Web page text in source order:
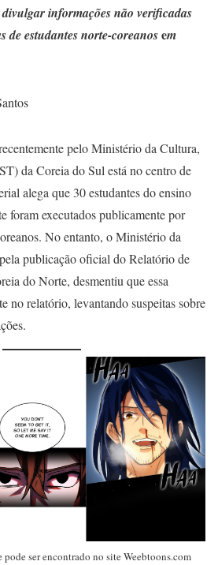
informações não verificadas
de estudantes norte-coreanosem
pelo Ministério da Cultura,
da Coreia do Sul está no centro de
alega que 30 estudantes do ensino
foram executados publicamente por
No entanto, o Ministério da
publicação oficial do Relatório de
do Norte, desmentiu que essa
no relatório, levantando suspeitas sobre
ser encontrado no site Weebtoons.com